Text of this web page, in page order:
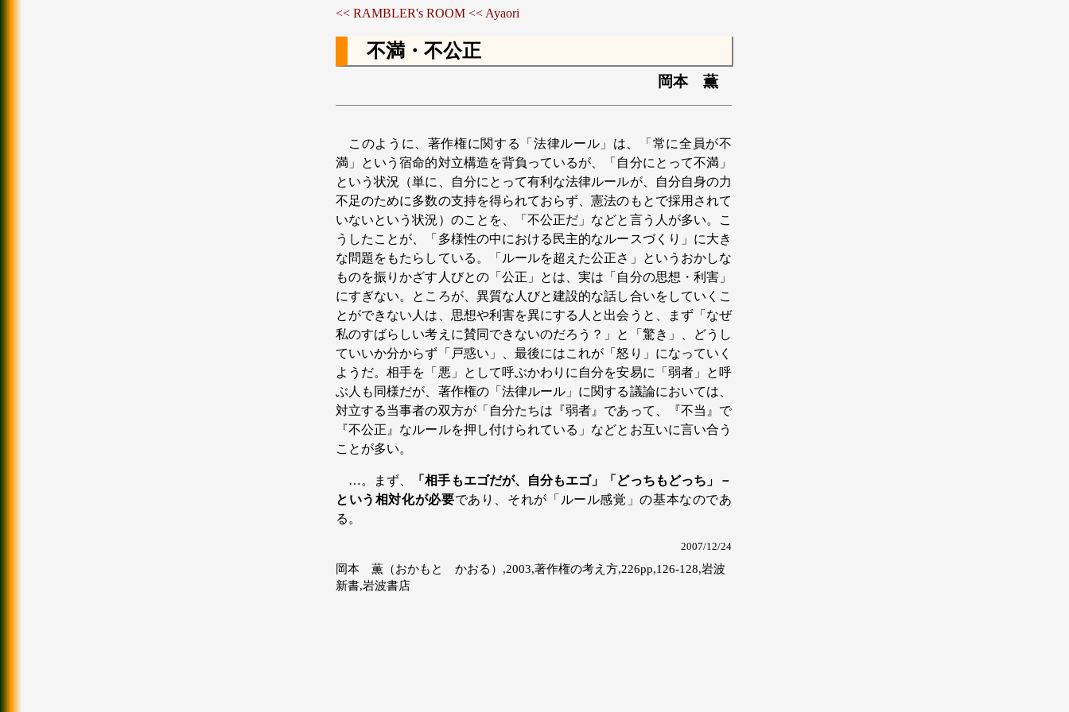
<< RAMBLER's ROOM << Ayaori
不満・不公正
岡本 薫
このように、著作権に関する「法律ルール」は、「常に全員が不
満」という宿命的対立構造を背負っているが、「自分にとって不満」
という状況（単に、自分にとって有利な法律ルールが、自分自身の力
不足のために多数の支持を得られておらず、憲法のもとで採用されて
いないという状況）のことを、「不公正だ」などと言う人が多い。こ
うしたことが、「多様性の中における民主的なルースづくり」に大き
な問題をもたらしている。「ルールを超えた公正さ」というおかしな
ものを振りかざす人びとの「公正」とは、実は「自分の思想・利害」
にすぎない。ところが、異質な人びと建設的な話し合いをしていくこ
とができない人は、思想や利害を異にする人と出会うと、まず「なぜ
私のすばらしい考えに賛同できないのだろう？」と「驚き」、どうし
ていいか分からず「戸惑い」、最後にはこれが「怒り」になっていく
ようだ。相手を「悪」として呼ぶかわりに自分を安易に「弱者」と呼
ぶ人も同様だが、著作権の「法律ルール」に関する議論においては、
対立する当事者の双方が「自分たちは『弱者』であって、『不当』で
『不公正』なルールを押し付けられている」などとお互いに言い合う
ことが多い。
…。まず、
「相手もエゴだが、自分もエゴ」「どっちもどっち」－
という相対化が必要であり、それが「ルール感覚」の基本なのであ
る。
2007/12/24
岡本 薫（おかもと かおる）,2003,著作権の考え方,226pp,126-128,岩波
新書,岩波書店